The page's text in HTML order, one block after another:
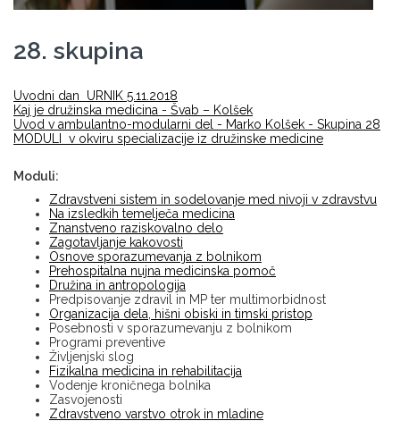
28. skupina
Uvodni dan URNIK 5.11.2018
Kaj je družinska medicina - Švab – Kolšek
Uvod v ambulantno-modularni del - Marko Kolšek - Skupina 28
MODULI v okviru specializacije iz družinske medicine
Moduli:
Zdravstveni sistem in sodelovanje med nivoji v zdravstvu
Na izsledkih temelječa medicina
Znanstveno raziskovalno delo
Zagotavljanje kakovosti
Osnove sporazumevanja z bolnikom
Prehospitalna nujna medicinska pomoč
Družina in antropologija
Predpisovanje zdravil in MP ter multimorbidnost
Organizacija dela, hišni obiski in timski pristop
Posebnosti v sporazumevanju z bolnikom
Programi preventive
Življenjski slog
Fizikalna medicina in rehabilitacija
Vodenje kroničnega bolnika
Zasvojenosti
Zdravstveno varstvo otrok in mladine